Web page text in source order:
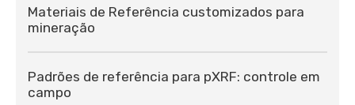
Materiais de Referência customizados para
mineração
Padrões de referência para pXRF: controle em
campo